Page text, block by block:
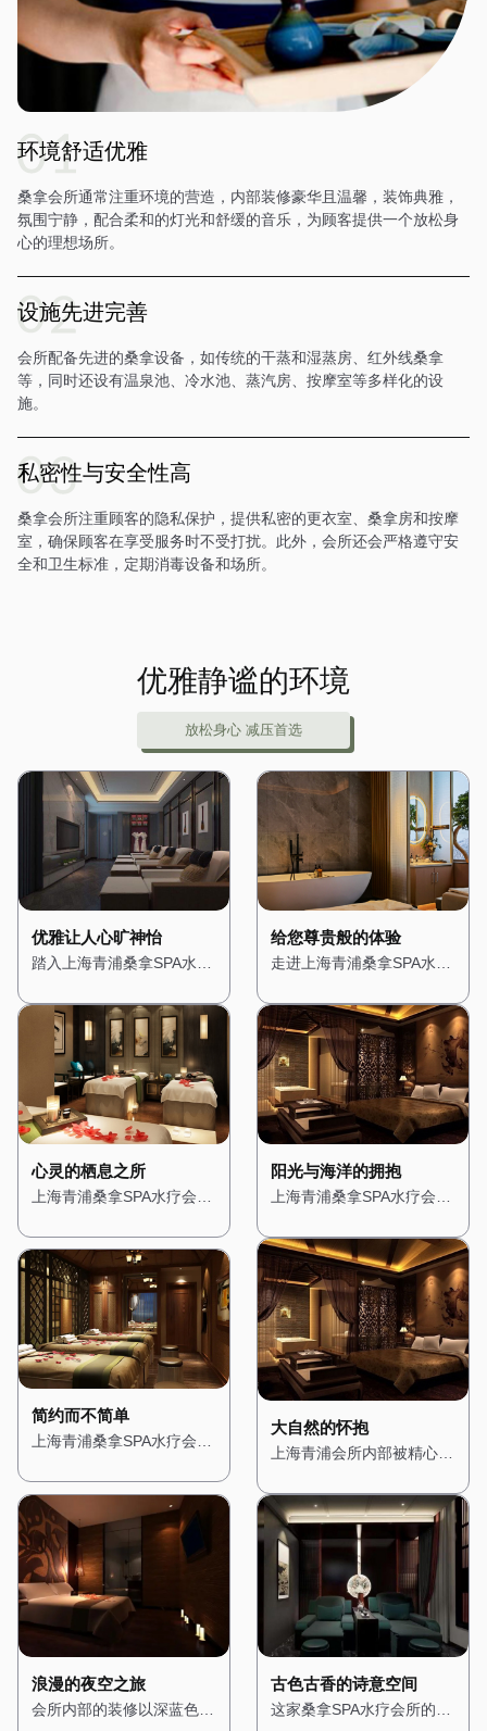
环境舒适优雅
桑拿会所通常注重环境的营造，内部装修豪华且温馨，装饰典雅，
氛围宁静，配合柔和的灯光和舒缓的音乐，为顾客提供一个放松身
心的理想场所。
设施先进完善
会所配备先进的桑拿设备，如传统的干蒸和湿蒸房、红外线桑拿
等，同时还设有温泉池、冷水池、蒸汽房、按摩室等多样化的设
施。
私密性与安全性高
桑拿会所注重顾客的隐私保护，提供私密的更衣室、桑拿房和按摩
室，确保顾客在享受服务时不受打扰。此外，会所还会严格遵守安
全和卫生标准，定期消毒设备和场所。
优雅静谧的环境
放松身心 减压首选
优雅让人心旷神怡
踏入上海青浦桑拿SPA水疗
的绿洲。会所位于城市的中
心地带，却巧妙地隔绝了外
界的喧嚣。一进门，便被满
眼的绿植所吸引，仿佛置身
于热带雨林之中。墙壁上爬
满了青藤，空气中弥漫着淡
淡的薰衣草香，让人心旷神
怡。 会所的装修风格融合
了自然与现代元素，木质的
光，营造出一种温馨而宁静
的氛围。桑拿房被设计成半
开放式，四周环绕着绿植，
让人在享受桑拿的同时，也
能感受到自然的气息。水疗
区域则配备了舒适的按摩床
和私人浴缸，每个角落都经
松身心的同时，也能享受视
觉上的愉悦。 这里不仅是
一个远离都市喧嚣的隐秘花
园，让每一位顾客都能在这
里找到属于自己的宁静。
给您尊贵般的体验
走进上海青浦桑拿SPA水疗
的宫殿。从大门开始，便能
感受到浓浓的贵族气息。高
挑的天花板上悬挂着华丽的
水晶吊灯，散发出柔和而璀
璨的光芒。墙壁上装饰着精
美的壁画，描绘着古罗马的
神话故事，让人仿佛穿越时
空。 会所的装修风格融合
了古典与现代元素，大理石
益彰，展现出极致的奢华
感。桑拿房采用进口的芬兰
桑拿设备，内部装饰以高档
木材为主，搭配柔软的皮革
座椅，让人在享受桑拿时也
能感受到舒适与尊贵。水疗
区域则配备了私人水疗套
房，每个房间都配有独立的
蒸汽房、按摩床和私人浴
缸，确保顾客在享受服务时
的私密性。 在这里，每一
待遇，无论是从环境的布置
还是服务的细节，都让人感
受到无与伦比的奢华体验。
心灵的栖息之所
上海青浦桑拿SPA水疗会所
意，旨在为顾客提供一个心
灵的栖息之所。一进门，便
能看到一个小型的禅意花
园，潺潺的流水声与鸟鸣交
织在一起，营造出一种宁静
而祥和的氛围。 会所内部
的装修以木质为主，搭配淡
与自然之美。墙壁上挂着禅
意的挂画，角落里摆放着精
漫着淡淡的檀香，让人瞬间
放松下来。 桑拿房的设计
简约而精致，采用传统的日
式风格，搭配竹编的装饰和
榻榻米，让人在享受桑拿的
同时，也能感受到禅意的宁
静。水疗区域则配备了舒适
的按摩床和私人浴缸，每个
房间都经过精心布置，搭配
柔软的棉麻布艺，营造出一
种温馨而舒适的感觉。 在
阳光与海洋的拥抱
上海青浦桑拿SPA水疗会所
让人仿佛置身于阳光明媚的
海边小镇。一进门，便能看
到蓝白相间的装饰色调，搭
配拱形的门窗和马赛克瓷
砖，展现出浓郁的地中海风
格。 会所内部的装修以明
亮的色调为主，搭配木质的
家具和装饰，营造出一种轻
松而愉悦的氛围。墙壁上挂
着地中海风格的挂画，描绘
滩，让人仿佛能感受到阳光
的温暖。 桑拿房被设计成
圆形，四周环绕着蓝色的瓷
砖，搭配白色的装饰线条，
仿佛置身于海洋之中。水疗
区域则配备了舒适的按摩床
和私人浴缸，每个房间都经
过精心布置，搭配蓝色的窗
帘和海洋元素的装饰，营造
出一种浪漫而惬意的感觉。
在这里，每一次呼吸都能感
简约而不简单
上海青浦桑拿SPA水疗会所
现出都市的时尚与精致。一
进门，便能看到大面积的玻
璃幕墙，将自然光线引入室
内，营造出明亮而通透的氛
围。 会所内部的装修以白
色和灰色为主色调，搭配简
洁的线条和几何图形，展现
艺术作品，搭配现代感十足
的家具，让人感受到都市的
大自然的怀抱
上海青浦会所内部被精心设
间，木质的装饰与绿植随处
可见，让人瞬间忘却城市的
喧嚣。 墙壁上挂着森林主
题的画作，搭配柔和的灯
光，营造出一种温暖而宁静
的氛围。空气中弥漫着松木
的清香，仿佛置身于真正的
森林之中。桑拿房采用天然
木材搭建，搭配石质的地
面，让人在享受桑拿的同
浪漫的夜空之旅
会所内部的装修以深蓝色和
古色古香的诗意空间
这家桑拿SPA水疗会所的设